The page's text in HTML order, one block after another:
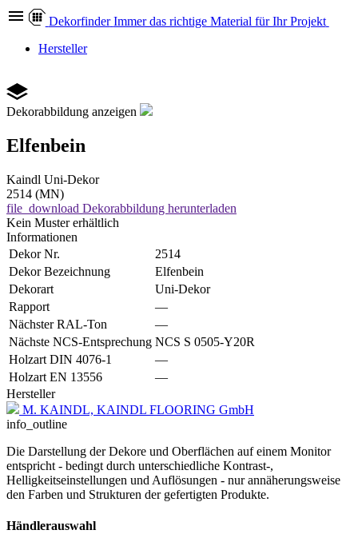
Dekorfinder Immer das richtige Material für Ihr Projekt
Hersteller
Dekorabbildung anzeigen
Elfenbein
Kaindl Uni-Dekor
2514 (MN)
file_download Dekorabbildung herunterladen
Kein Muster erhältlich
Informationen
Dekor Nr.
2514
Dekor Bezeichnung
Elfenbein
Dekorart
Uni-Dekor
Rapport
—
Nächster RAL-Ton
—
Nächste NCS-Entsprechung NCS S 0505-Y20R
Holzart DIN 4076-1
—
Holzart EN 13556
—
Hersteller
M. KAINDL, KAINDL FLOORING GmbH
info_outline
Die Darstellung der Dekore und Oberflächen auf einem Monitor
entspricht - bedingt durch unterschiedliche Kontrast-,
Helligkeitseinstellungen und Auflösungen - nur annäherungsweise
den Farben und Strukturen der gefertigten Produkte.
Händlerauswahl